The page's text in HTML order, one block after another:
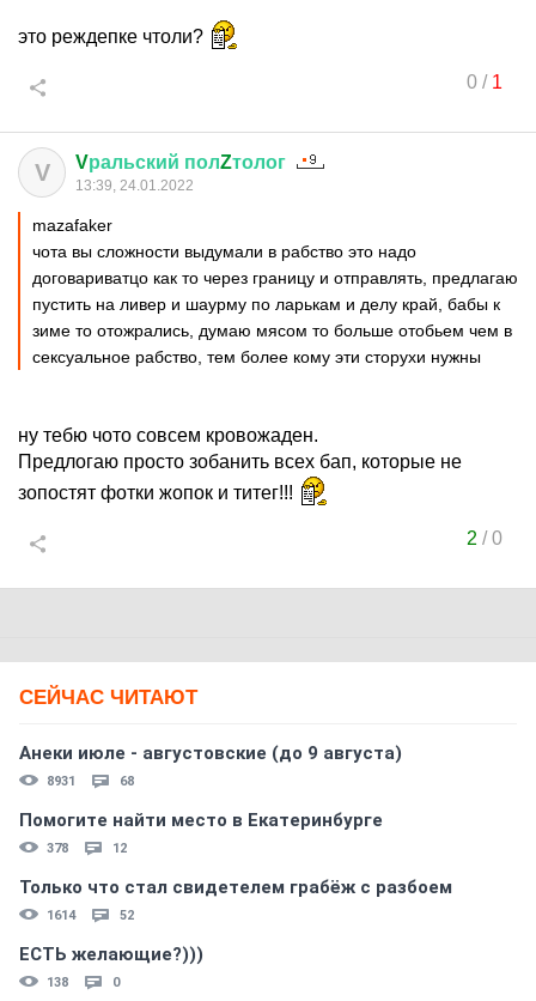
это реждепке чтоли?
0/ 1
V Vральский полZтолог
13:39, 24.01.2022
mazafaker
чота вы сложности выдумали в рабство это надо
договариватцо как то через границу и отправлять, предлагаю
пустить на ливер и шаурму по ларькам и делу край, бабы к
зиме то отожрались, думаю мясом то больше отобьем чем в
сексуальное рабство, тем более кому эти сторухи нужны
ну тебю чото совсем кровожаден.
Предлогаю просто зобанить всех бап, которые не
зопостят фотки жопок и титег!!!
2 /0
СЕЙЧАС ЧИТАЮТ
Анеки июле - августовские (до 9 августа)
8931 68
Помогите найти место в Екатеринбурге
378 12
Только что стал свидетелем грабёж с разбоем
1614 52
ЕСТЬ желающие?)))
138 0